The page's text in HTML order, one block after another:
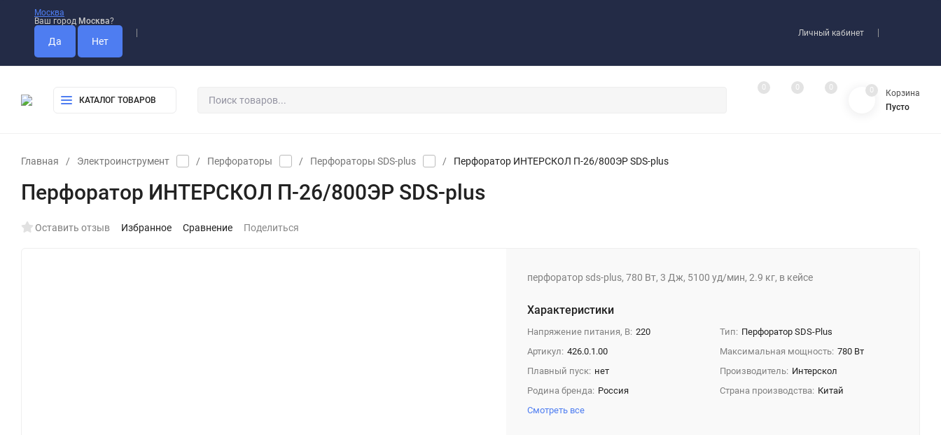
Москва
Ваш город Москва?
Личный кабинет
КАТАЛОГ ТОВАРОВ
0 0 0 0
Корзина
Пусто
Главная / Электроинструмент / Перфораторы / Перфораторы SDS-plus / Перфоратор ИНТЕРСКОЛ П-26/800ЭP SDS-plus
Перфоратор ИНТЕРСКОЛ П-26/800ЭP SDS-plus
Оставить отзыв Избранное Сравнение Поделиться
перфоратор sds-plus, 780 Вт, 3 Дж, 5100 уд/мин, 2.9 кг, в кейсе
Характеристики
Напряжение питания, В: 220 Тип: Перфоратор SDS-Plus
Артикул: 426.0.1.00 Максимальная мощность: 780 Вт
Плавный пуск: нет Производитель: Интерскол
Родина бренда: Россия Страна производства: Китай
Смотреть все